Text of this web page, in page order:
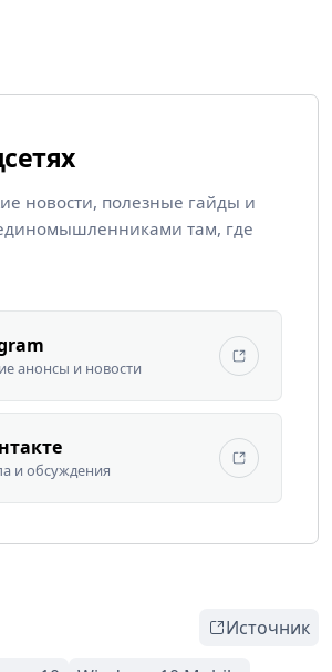
новости, полезные гайды и
там, где
анонсы и новости
и обсуждения
Источник